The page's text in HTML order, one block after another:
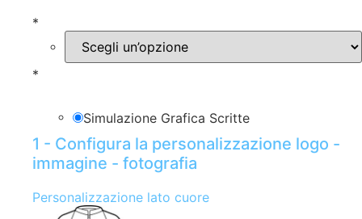
*
*
Simulazione Grafica Scritte
1 - Configura la personalizzazione logo -
immagine - fotografia
Personalizzazione lato cuore